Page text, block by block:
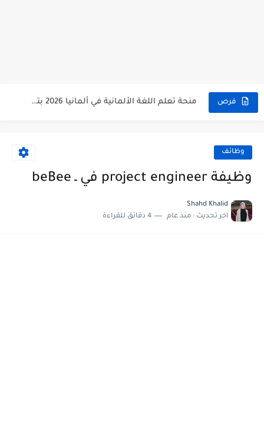
فرص
8 برومبتات احترافية في Claude لإنشاء موقع ويب احترافي بالذكاء...
وظائف
وظيفة project engineer في ـ beBee
Shahd Khalid
اخر تحديث : منذ عام 4 دقائق للقراءة